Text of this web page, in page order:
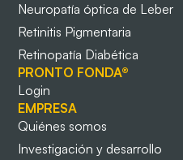
Neuropatía óptica de Leber
Retinitis Pigmentaria
Retinopatía Diabética
PRONTO FONDA®
Login
EMPRESA
Quiénes somos
Investigación y desarrollo